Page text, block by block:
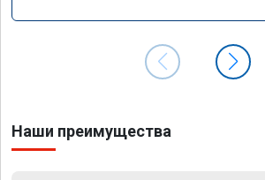
Наши преимущества